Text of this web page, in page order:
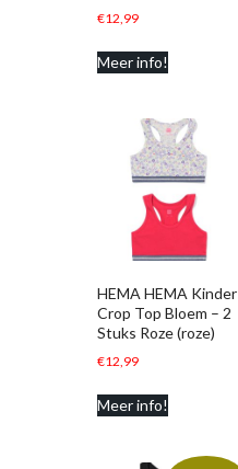
€12,99
Meer info!
HEMA HEMA Kinder
Crop Top Bloem – 2
Stuks Roze (roze)
€12,99
Meer info!